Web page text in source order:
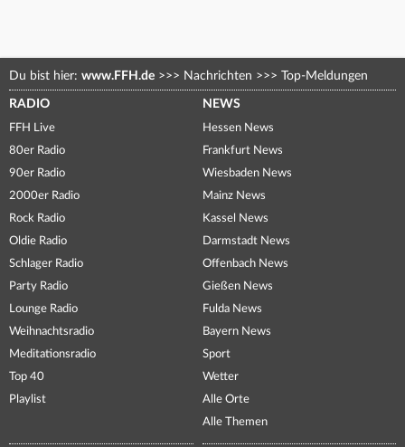
Du bist hier: www.FFH.de >>> Nachrichten >>> Top-Meldungen
RADIO
FFH Live
80er Radio
90er Radio
2000er Radio
Rock Radio
Oldie Radio
Schlager Radio
Party Radio
Lounge Radio
Weihnachtsradio
Meditationsradio
Top 40
Playlist
NEWS
Hessen News
Frankfurt News
Wiesbaden News
Mainz News
Kassel News
Darmstadt News
Offenbach News
Gießen News
Fulda News
Bayern News
Sport
Wetter
Alle Orte
Alle Themen